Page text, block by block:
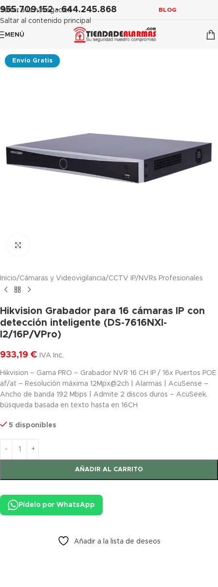
contenido
Saltar a la navegación
Saltar al contenido principal
955.709.152 - 644.245.868 BLOG
MENÚ
Envío Gratis
Inicio/Cámaras y Videovigilancia/CCTV IP/ NVRs Profesionales
Hikvision Grabador para 16 cámaras IP con
detección inteligente (DS-7616NXI-
I2/16P/VPro)
933,19 € IVA Inc.
Hikvision – Gama PRO – Grabador NVR 16 CH IP / 16x Puertos POE
af/at – Resolución máxima 12Mpx@2ch | Alarmas | AcuSense –
Ancho de banda 192 Mbps | Admite 2 discos duros – AcuSeek,
búsqueda basada en texto hasta en 16CH
5 disponibles
AÑADIR AL CARRITO
Pídelo por WhatsApp
Añadir a la lista de deseos